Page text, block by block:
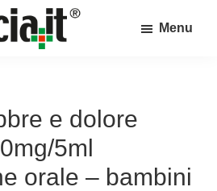
Menu
e dolore
5ml
orale – bambini